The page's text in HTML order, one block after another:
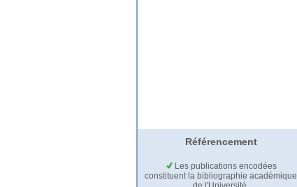
Référencement
Les publications encodées
constituent la bibliographie académique